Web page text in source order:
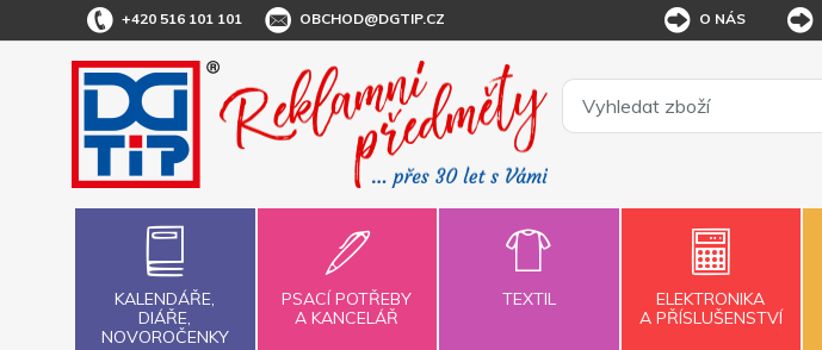
+420 516 101 101 OBCHOD@DGTIP.CZ O NÁS
KALENDÁŘE,
DIÁŘE,
NOVOROČENKY
PSACÍ POTŘEBY
A KANCELÁŘ
TEXTIL
ELEKTRONIKA
A PŘÍSLUŠENSTVÍ